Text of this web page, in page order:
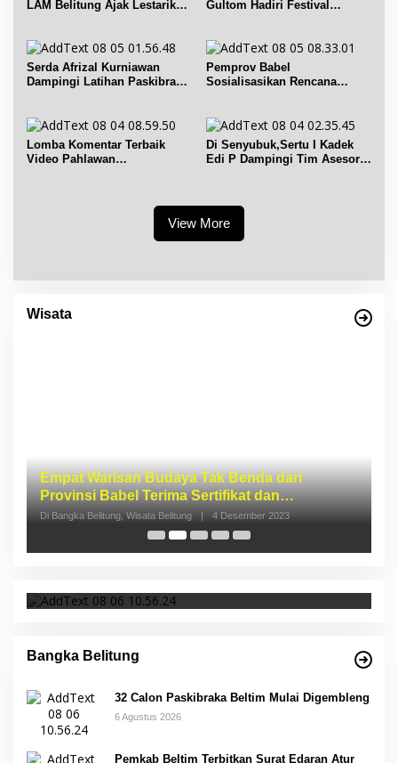
LAM Belitung Ajak Lestarikan
Gultom Hadiri Festival
Serda Afrizal Kurniawan
Dampingi Latihan Paskibra
Pemprov Babel
Sosialisasikan Rencana
Lomba Komentar Terbaik
Video Pahlawan
Di Senyubuk,Sertu I Kadek
Edi P Dampingi Tim Asesor
View More
Wisata
Provinsi Babel Terima Sertifikat dan
Bangka Belitung
32 Calon Paskibraka Beltim Mulai Digembleng
6 Agustus 2026
Pemkab Beltim Terbitkan Surat Edaran Atur